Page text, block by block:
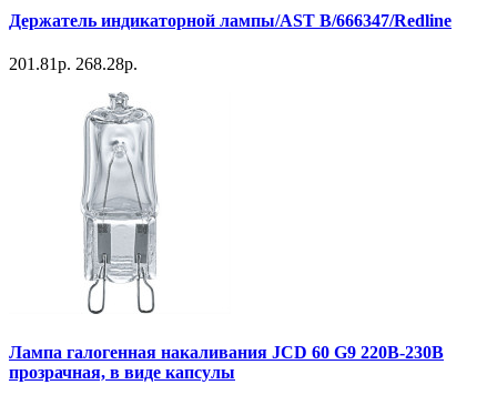
Держатель индикаторной лампы/AST B/666347/Redline
201.81р. 268.28р.
Лампа галогенная накаливания JCD 60 G9 220В-230В
прозрачная, в виде капсулы